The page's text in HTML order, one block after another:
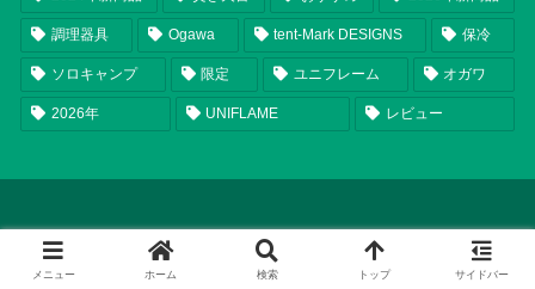
調理器具 Ogawa tent-Mark DESIGNS 保冷
ソロキャンプ 限定 ユニフレーム オガワ
2026年 UNIFLAME レビュー
メニュー ホーム 検索 トップ サイドバー